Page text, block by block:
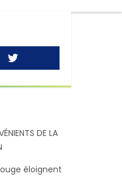
DE LA
éloignent